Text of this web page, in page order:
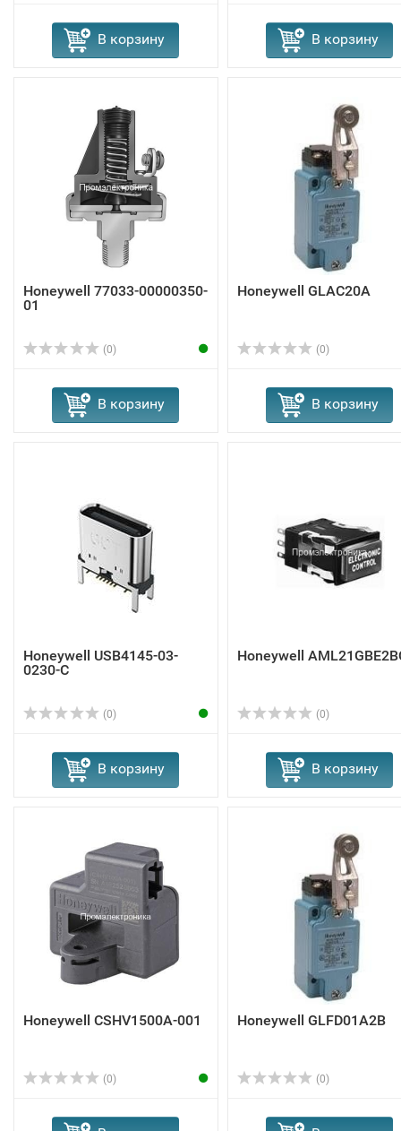
В корзину В корзину
Honeywell 77033-00000350-
01
(0)
В корзину
Honeywell GLAC20A
(0)
В корзину
Honeywell USB4145-03-
0230-C
(0)
В корзину
Honeywell
(0)
В корзину
Honeywell CSHV1500A-001
(0)
Honeywell GLFD01A2B
(0)